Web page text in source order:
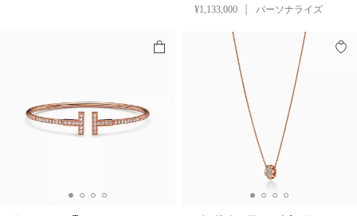
¥1,133,000
パーソナライズ